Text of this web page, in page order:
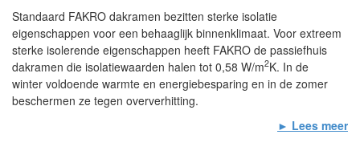
Standaard FAKRO dakramen bezitten sterke isolatie
eigenschappen voor een behaaglijk binnenklimaat. Voor extreem
sterke isolerende eigenschappen heeft FAKRO de passiefhuis
dakramen die isolatiewaarden halen tot 0,58 W/m2K. In de
winter voldoende warmte en energiebesparing en in de zomer
beschermen ze tegen oververhitting.
► Lees meer